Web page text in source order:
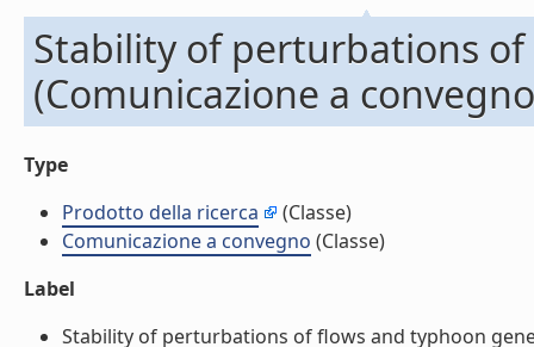
Stability of perturbations
(Comunicazione a
Type
Prodotto della ricerca
(Classe)
Comunicazione a convegno (Classe)
Label
Stability of perturbations of flows and typhoon